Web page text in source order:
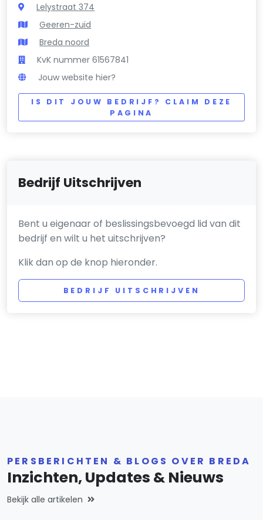
Lelystraat 374
Geeren-zuid
Breda noord
KvK nummer 61567841
Jouw website hier?
IS DIT JOUW BEDRIJF? CLAIM DEZE
PAGINA
Bedrijf Uitschrijven
Bent u eigenaar of beslissingsbevoegd lid van dit
bedrijf en wilt u het uitschrijven?
Klik dan op de knop hieronder.
BEDRIJF UITSCHRIJVEN
PERSBERICHTEN & BLOGS OVER BREDA
Inzichten, Updates & Nieuws
Bekijk alle artikelen